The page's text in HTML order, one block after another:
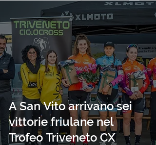
A San Vito arrivano sei
vittorie friulane nel
Trofeo Triveneto CX